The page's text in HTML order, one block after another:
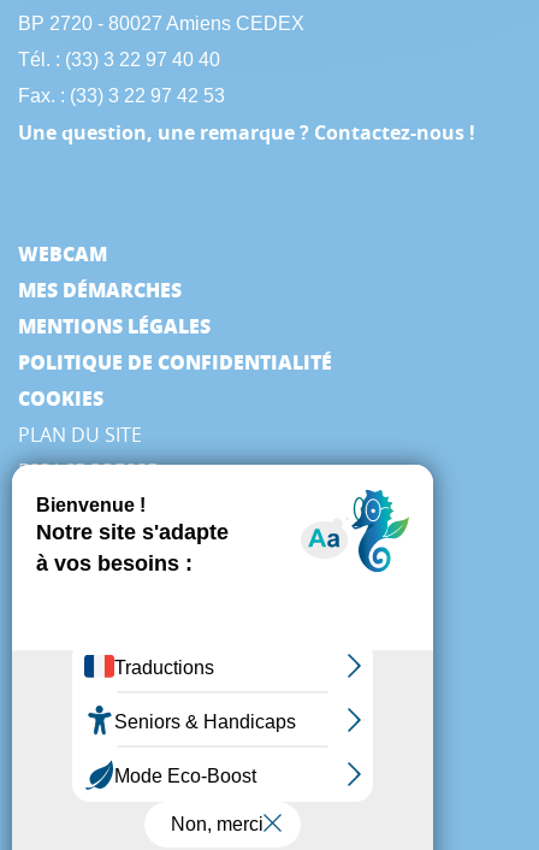
BP 2720 - 80027 Amiens CEDEX
Tél. : (33) 3 22 97 40 40
Fax. : (33) 3 22 97 42 53
Une question, une remarque ? Contactez-nous !
WEBCAM
MES DÉMARCHES
MENTIONS LÉGALES
POLITIQUE DE CONFIDENTIALITÉ
COOKIES
PLAN DU SITE
ESPACE PRESSE